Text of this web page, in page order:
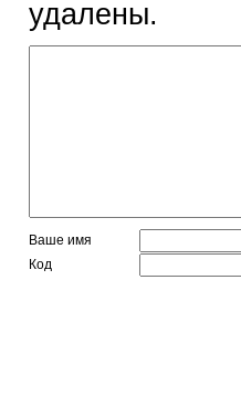
удалены.
Ваше имя
Код